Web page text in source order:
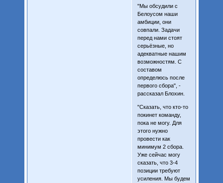
"Мы обсудили с
Белоусом наши
амбиции, они
совпали. Задачи
перед нами стоят
серьёзные, но
адекватные нашим
возможностям. С
составом
определюсь после
первого сбора", -
рассказал Блохин.
"Сказать, что кто-то
покинет команду,
пока не могу. Для
этого нужно
провести как
минимум 2 сбора.
Уже сейчас могу
сказать, что 3-4
позиции требуют
усиления. Мы будем